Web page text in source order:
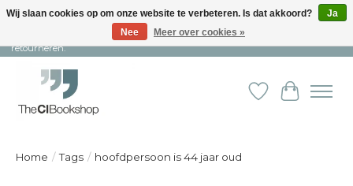
Snelle levering en persoonlijke service ︱ Niet goed? Geld terug! ︱ Gratis
retourneren.
Verlanglijst
Home / Tags / hoofdpersoon is 44 jaar oud
Wij slaan cookies op om onze website te verbeteren. Is dat akkoord?
Ja
Nee
Meer over cookies »